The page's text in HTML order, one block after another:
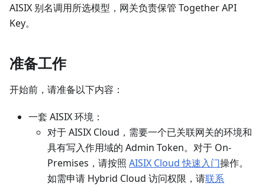
AISIX 别名调用所选模型，网关负责保管 Together API
Key。
准备工作
开始前，请准备以下内容：
一套 AISIX 环境：
对于 AISIX Cloud，需要一个已关联网关的环境和
具有写入作用域的 Admin Token。对于 On-
Premises，请按照 AISIX Cloud 快速入门操作。
如需申请 Hybrid Cloud 访问权限，请联系